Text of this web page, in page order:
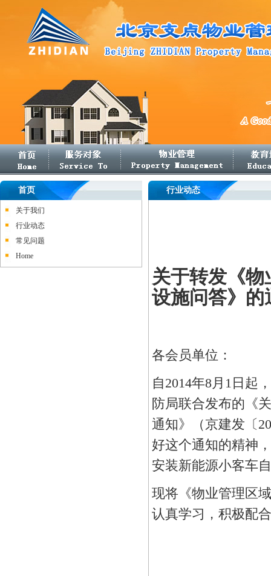
首页
关于我们
行业动态
常见问题
Home
行业动态
关于转发《
设施问答》的
各会员单位：
自2014年8月1日起
防局联合发布的《
通知》（京建发〔
好这个通知的精神
安装新能源小客车
现将《物业管理区
认真学习，积极配